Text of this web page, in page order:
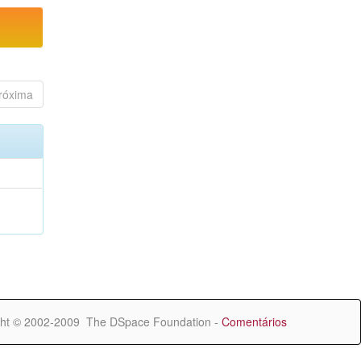
© 2002-2009 The DSpace Foundation - Comentários